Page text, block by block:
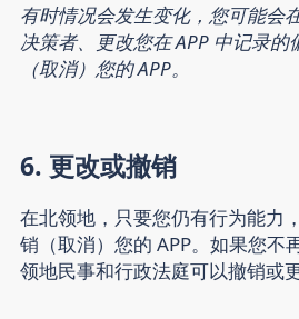
有时情况会发生变化，您可能会
决策者、更改您在 APP 中记录
（取消）您的 APP。
6. 更改或撤销
在北领地，只要您仍有行为能力
销（取消）您的 APP。如果您不
领地民事和行政法庭可以撤销或